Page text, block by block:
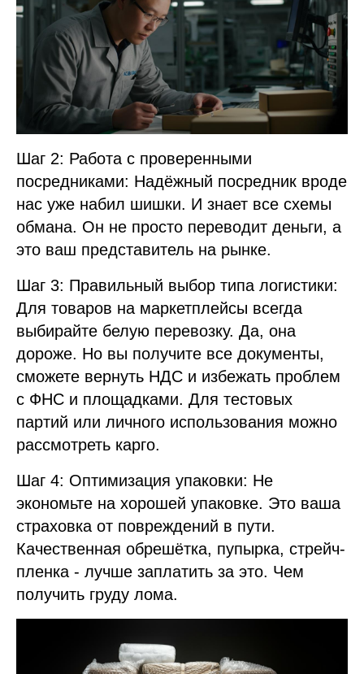
Шаг 2: Работа с проверенными
посредниками: Надёжный посредник вроде
нас уже набил шишки. И знает все схемы
обмана. Он не просто переводит деньги, а
это ваш представитель на рынке.
Шаг 3: Правильный выбор типа логистики:
Для товаров на маркетплейсы всегда
выбирайте белую перевозку. Да, она
дороже. Но вы получите все документы,
сможете вернуть НДС и избежать проблем
с ФНС и площадками. Для тестовых
партий или личного использования можно
рассмотреть карго.
Шаг 4: Оптимизация упаковки: Не
экономьте на хорошей упаковке. Это ваша
страховка от повреждений в пути.
Качественная обрешётка, пупырка, стрейч-
пленка - лучше заплатить за это. Чем
получить груду лома.